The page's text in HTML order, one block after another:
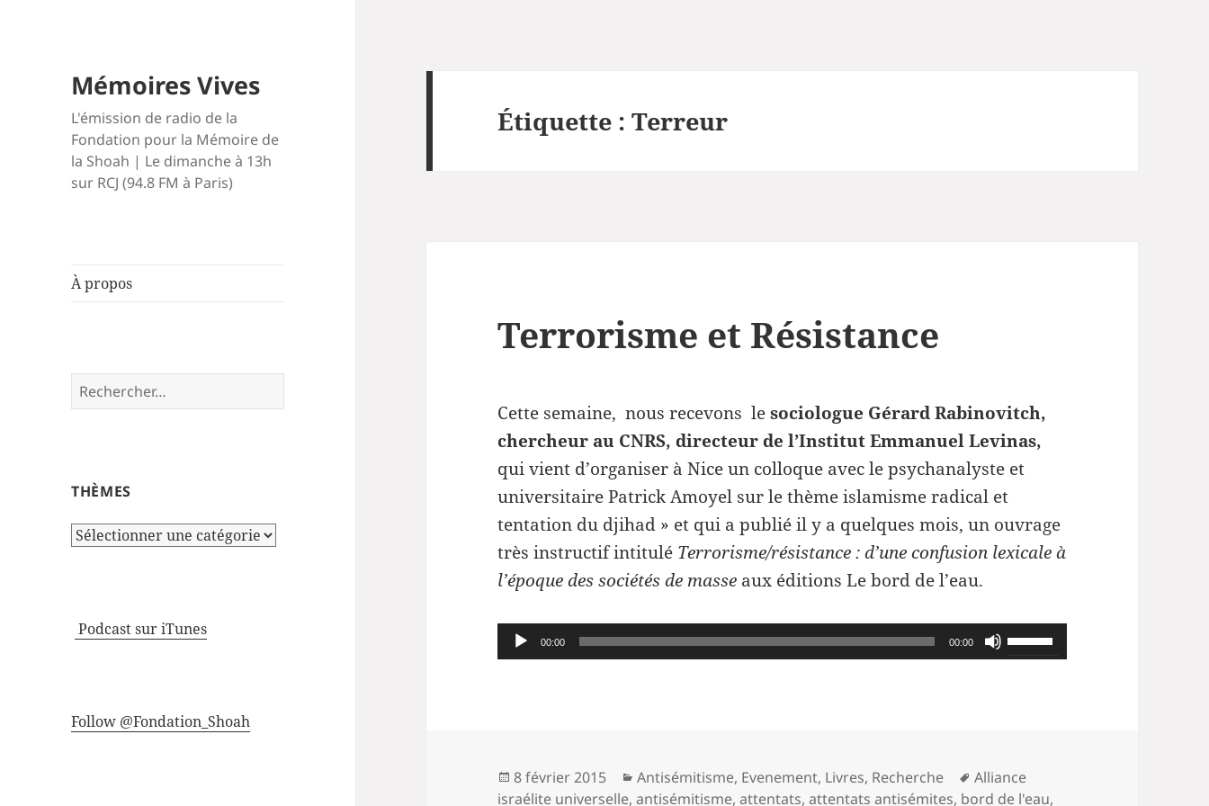
Mémoires Vives
L'émission de radio de la
Fondation pour la Mémoire de
la Shoah | Le dimanche à 13h
sur RCJ (94.8 FM à Paris)
À propos
Rechercher :
THÈMES
Thèmes
Podcast sur iTunes
Follow @Fondation_Shoah
Étiquette :Terreur
Terrorisme et Résistance
Cette semaine, nous recevons lesociologue Gérard Rabinovitch,
chercheur au CNRS, directeur de l’Institut Emmanuel Levinas,
qui vient d’organiser à Nice un colloque avec le psychanalyste et
universitaire Patrick Amoyel sur le thème islamisme radical et
tentation du djihad » et qui a publié il y a quelques mois, un ouvrage
très instructif intitulé Terrorisme/résistance : d’une confusion lexicale à
l’époque des sociétés de masse aux éditions Le bord de l’eau.
Lecteur
audio
00:00 00:00
Utilisez
les
augmenter
Publié
le
8 février 2015 Catégories
Antisémitisme, Evenement, Livres, Recherche
Mots-
clés
Alliance
israélite universelle,antisémitisme,attentats,attentats antisémites, bord de l'eau,